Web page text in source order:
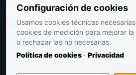
Blog de marketing clínico
Ver precios
Configuración de cookies
Usamos cookies técnicas
cookies de medición para mejorar
o rechazar las no necesarias.
Política de cookies · Privacidad